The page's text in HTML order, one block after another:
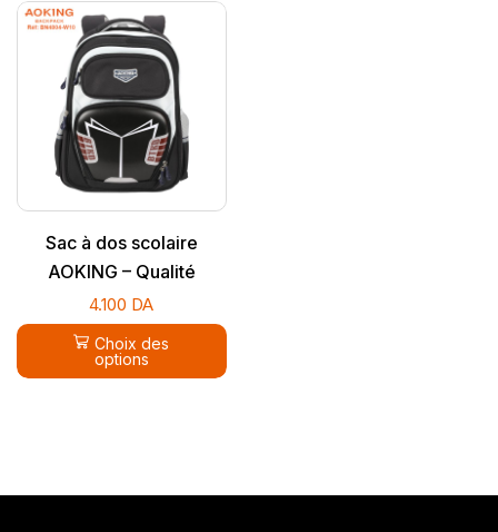
Sac à dos scolaire
AOKING – Qualité
supérieure
4.100 DA
Choix des
options